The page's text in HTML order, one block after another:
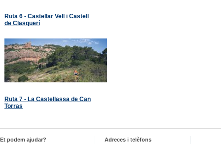
Ruta 6 - Castellar Vell i Castell
de Clasquerí
Ruta 7 - La Castellassa de Can
Torras
Et podem ajudar?
Adreces i telèfons